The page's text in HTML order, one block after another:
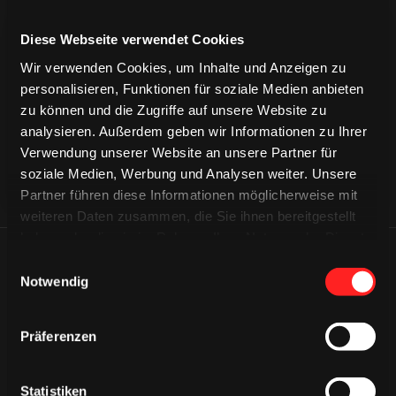
Diese Webseite verwendet Cookies
Wir verwenden Cookies, um Inhalte und Anzeigen zu
personalisieren, Funktionen für soziale Medien anbieten
zu können und die Zugriffe auf unsere Website zu
analysieren. Außerdem geben wir Informationen zu Ihrer
Verwendung unserer Website an unsere Partner für
soziale Medien, Werbung und Analysen weiter. Unsere
Partner führen diese Informationen möglicherweise mit
weiteren Daten zusammen, die Sie ihnen bereitgestellt
Notwendig
Präferenzen
Statistiken
CAPS & CO
CAPS & CO
CAPS & CO